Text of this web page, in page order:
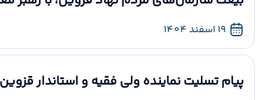
19 اسفند 1404
پیام تسلیت نماینده ولی فقیه و استاندار